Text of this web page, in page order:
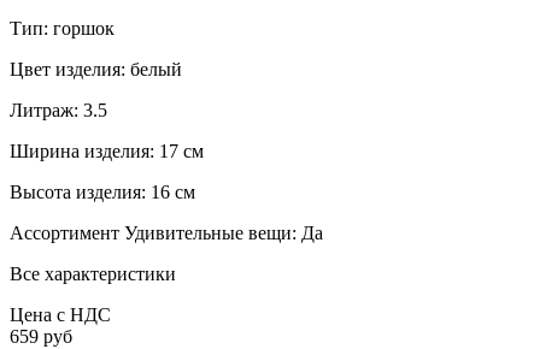
Тип: горшок
Цвет изделия: белый
Литраж: 3.5
Ширина изделия: 17 см
Высота изделия: 16 см
Ассортимент Удивительные вещи: Да
Все характеристики
Цена с НДС
659 руб